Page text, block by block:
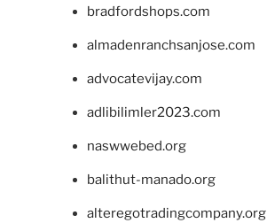
bradfordshops.com
almadenranchsanjose.com
advocatevijay.com
adlibilimler2023.com
naswwebed.org
balithut-manado.org
alteregotradingcompany.org